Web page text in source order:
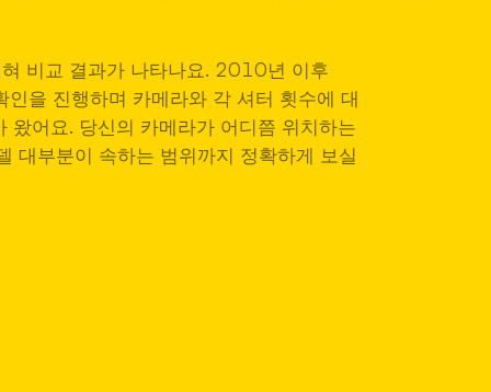
비교 결과가 나타나요. 2010년 이후
을 진행하며 카메라와 각 셔터 횟수에 대
왔어요. 당신의 카메라가 어디쯤 위치하는
대부분이 속하는 범위까지 정확하게 보실